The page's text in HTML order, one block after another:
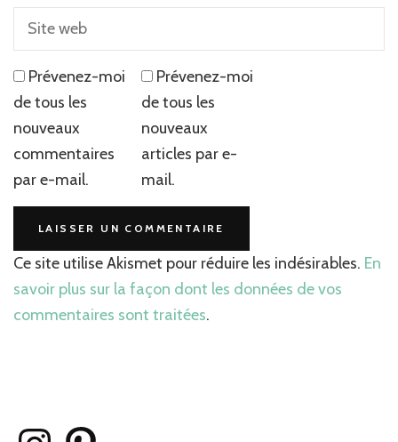
Prévenez-moi
de tous les
nouveaux
commentaires
par e-mail.
Prévenez-moi
de tous les
nouveaux
articles par e-
mail.
Ce site utilise Akismet pour réduire les indésirables. En
savoir plus sur la façon dont les données de vos
commentaires sont traitées.
InstagramPinterest